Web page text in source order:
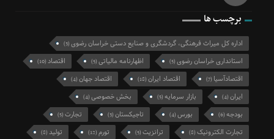
برچسب ها
اداره کل میراث فرهنگی، گردشگری و صنایع دستی خراسان رضوی(3)
استانداری خراسان رضوی(5) اظهارنامه مالیاتی(5) اقتصاد(10)
اقتصادآسیا (7) اقتصاد ایران(18) اقتصاد جهان(4)
ایران(4) بازار سرمایه(5) بخش خصوصی(4)
بودجه(6) بورس(4) تاجیکستان(3) تجارت(5)
تجارت الکترونیک(8) ترانزیت(5) تورم(12) تولید(8)